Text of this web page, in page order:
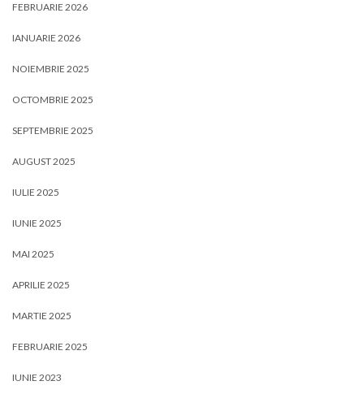
FEBRUARIE 2026
IANUARIE 2026
NOIEMBRIE 2025
OCTOMBRIE 2025
SEPTEMBRIE 2025
AUGUST 2025
IULIE 2025
IUNIE 2025
MAI 2025
APRILIE 2025
MARTIE 2025
FEBRUARIE 2025
IUNIE 2023